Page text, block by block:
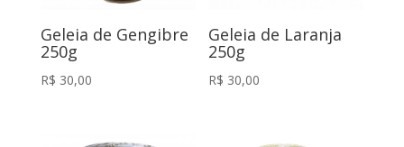
Geleia de Gengibre
250g
R$ 30,00
Geleia de Laranja
250g
R$ 30,00